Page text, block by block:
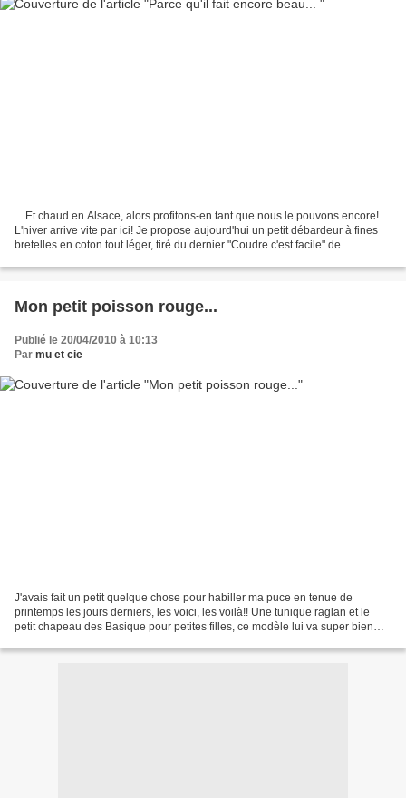
... Et chaud en Alsace, alors profitons-en tant que nous le pouvons encore!
L'hiver arrive vite par ici! Je propose aujourd'hui un petit débardeur à fines
bretelles en coton tout léger, tiré du dernier "Coudre c'est facile" de
Mon petit poisson rouge...
Publié le 20/04/2010 à 10:13
Par mu et cie
J'avais fait un petit quelque chose pour habiller ma puce en tenue de
printemps les jours derniers, les voici, les voilà!! Une tunique raglan et le
petit chapeau des Basique pour petites filles, ce modèle lui va super bien